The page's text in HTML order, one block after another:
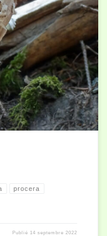
n’est pas encore
de crème, sel,
procera
Publié 14 septembre 2022